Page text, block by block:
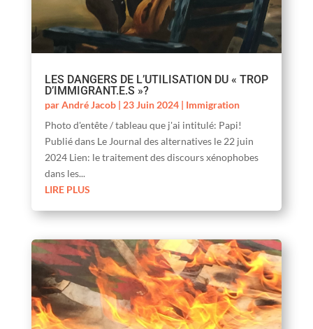
LES DANGERS DE L’UTILISATION DU « TROP
D’IMMIGRANT.E.S »?
parAndré Jacob| 23 Juin 2024| Immigration
Photo d'entête / tableau que j'ai intitulé: Papi!
Publié dans Le Journal des alternatives le 22 juin
2024 Lien: le traitement des discours xénophobes
dans les...
LIRE PLUS